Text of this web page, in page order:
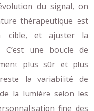
du signal, on
thérapeutique est
cible, et ajuster la
une boucle de
plus sûr et plus
la variabilité de
la lumière selon les
fine des